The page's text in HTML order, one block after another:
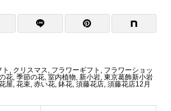
ト , クリスマス, フラワーギフト , フラワーショッ
花, 季節の花, 室内植物, 新小岩, 東京葛飾新小岩
屋, 花束, 赤い花, 鉢花, 須藤花店, 須藤花店12月